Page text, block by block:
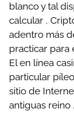
blanco y tal
calcular .
adentro más
practicar para
El en línea
particular
sitio de
antiguas reino